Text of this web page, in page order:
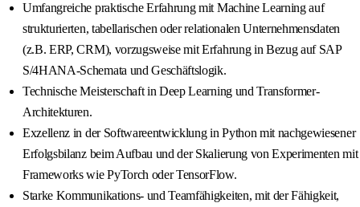
Umfangreiche praktische Erfahrung mit Machine Learning auf
strukturierten, tabellarischen oder relationalen Unternehmensdaten
(z.B. ERP, CRM), vorzugsweise mit Erfahrung in Bezug auf SAP
S/4HANA-Schemata und Geschäftslogik.
Technische Meisterschaft in Deep Learning und Transformer-
Architekturen.
Exzellenz in der Softwareentwicklung in Python mit nachgewiesener
Erfolgsbilanz beim Aufbau und der Skalierung von Experimenten mit
Frameworks wie PyTorch oder TensorFlow.
Starke Kommunikations- und Teamfähigkeiten, mit der Fähigkeit,